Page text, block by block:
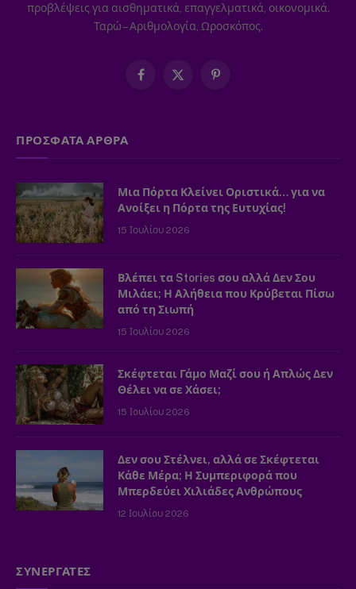
προβλέψεις για αισθηματικά, επαγγελματικά, οικονομικά.
Ταρώ – Αριθμολογία, Ωροσκόπος.
Facebook
X
Pinterest
ΠΡΟΣΦΑΤΑ ΑΡΘΡΑ
Μια Πόρτα Κλείνει Οριστικά… για να
Ανοίξει η Πόρτα της Ευτυχίας!
15 Ιουλίου 2026
Βλέπει τα Stories σου αλλά Δεν Σου
Μιλάει; Η Αλήθεια που Κρύβεται Πίσω
από τη Σιωπή
15 Ιουλίου 2026
Σκέφτεται Γάμο Μαζί σου ή Απλώς Δεν
Θέλει να σε Χάσει;
15 Ιουλίου 2026
Δεν σου Στέλνει, αλλά σε Σκέφτεται
Κάθε Μέρα; Η Συμπεριφορά που
Μπερδεύει Χιλιάδες Ανθρώπους
12 Ιουλίου 2026
ΣΥΝΕΡΓΑΤΕΣ